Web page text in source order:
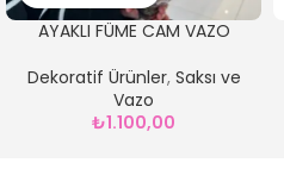
AYAKLI FÜME CAM VAZO
Dekoratif Ürünler, Saksı ve
Vazo
₺1.100,00